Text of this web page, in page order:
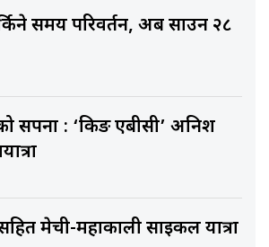
समय परिवर्तन, अब साउन २८
सपना : ‘किङ एबीसी’ अनिश
मेची-महाकाली साइकल यात्रा